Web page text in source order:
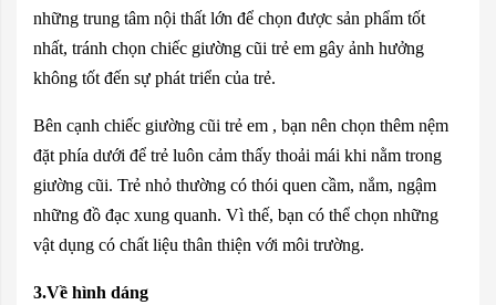
những trung tâm nội thất lớn để chọn được sản phẩm tốt
nhất, tránh chọn chiếc giường cũi trẻ em gây ảnh hưởng
không tốt đến sự phát triển của trẻ.
Bên cạnh chiếc giường cũi trẻ em , bạn nên chọn thêm nệm
đặt phía dưới để trẻ luôn cảm thấy thoải mái khi nằm trong
giường cũi. Trẻ nhỏ thường có thói quen cầm, nắm, ngậm
những đồ đạc xung quanh. Vì thế, bạn có thể chọn những
vật dụng có chất liệu thân thiện với môi trường.
3.Về hình dáng